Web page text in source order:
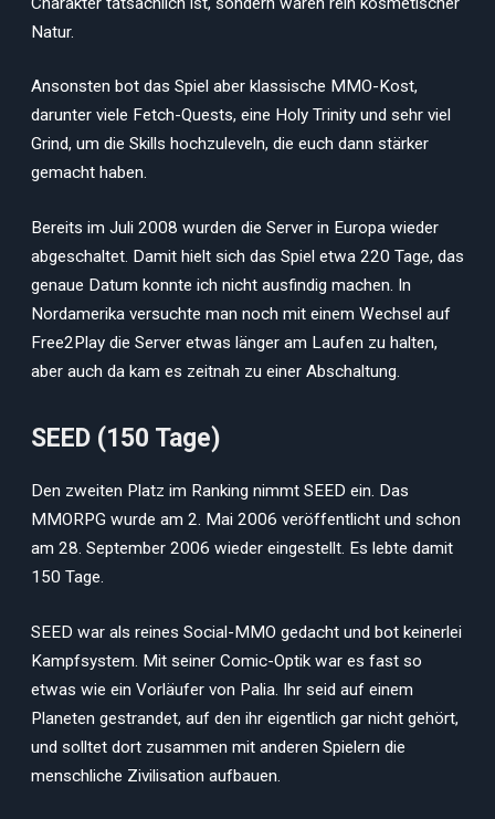
Natur.
Ansonsten bot das Spiel aber klassische MMO-Kost,
darunter viele Fetch-Quests, eine Holy Trinity und sehr viel
Grind, um die Skills hochzuleveln, die euch dann stärker
gemacht haben.
Bereits im Juli 2008 wurden die Server in Europa wieder
abgeschaltet. Damit hielt sich das Spiel etwa 220 Tage, das
genaue Datum konnte ich nicht ausfindig machen. In
Nordamerika versuchte man noch mit einem Wechsel auf
Free2Play die Server etwas länger am Laufen zu halten,
aber auch da kam es zeitnah zu einer Abschaltung.
SEED (150 Tage)
Den zweiten Platz im Ranking nimmt SEED ein. Das
MMORPG wurde am 2. Mai 2006 veröffentlicht und schon
am 28. September 2006 wieder eingestellt. Es lebte damit
150 Tage.
SEED war als reines Social-MMO gedacht und bot keinerlei
Kampfsystem. Mit seiner Comic-Optik war es fast so
etwas wie ein Vorläufer von Palia. Ihr seid auf einem
Planeten gestrandet, auf den ihr eigentlich gar nicht gehört,
und solltet dort zusammen mit anderen Spielern die
menschliche Zivilisation aufbauen.